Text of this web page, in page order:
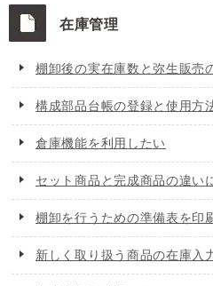
在庫管理
棚卸後の実在庫数と弥生販売
構成部品台帳の登録と使用方
倉庫機能を利用したい
セット商品と完成商品の違い
棚卸を行うための準備表を印
新しく取り扱う商品の在庫入